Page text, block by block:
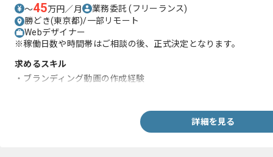
〜45万円／月 業務委託(フリーランス)
勝どき(東京都)/一部リモート
Webデザイナー
※稼働日数や時間帯はご相談の後、正式決定となります。
求めるスキル
・ブランディング動画の作成経験
詳細を見る